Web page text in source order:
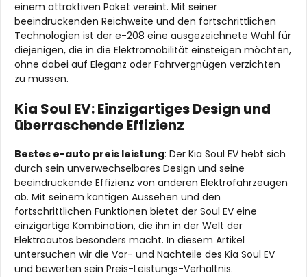
einem attraktiven Paket vereint. Mit seiner
beeindruckenden Reichweite und den fortschrittlichen
Technologien ist der e-208 eine ausgezeichnete Wahl für
diejenigen, die in die Elektromobilität einsteigen möchten,
ohne dabei auf Eleganz oder Fahrvergnügen verzichten
zu müssen.
Kia Soul EV: Einzigartiges Design und
überraschende Effizienz
Bestes e-auto preis leistung: Der Kia Soul EV hebt sich
durch sein unverwechselbares Design und seine
beeindruckende Effizienz von anderen Elektrofahrzeugen
ab. Mit seinem kantigen Aussehen und den
fortschrittlichen Funktionen bietet der Soul EV eine
einzigartige Kombination, die ihn in der Welt der
Elektroautos besonders macht. In diesem Artikel
untersuchen wir die Vor- und Nachteile des Kia Soul EV
und bewerten sein Preis-Leistungs-Verhältnis.